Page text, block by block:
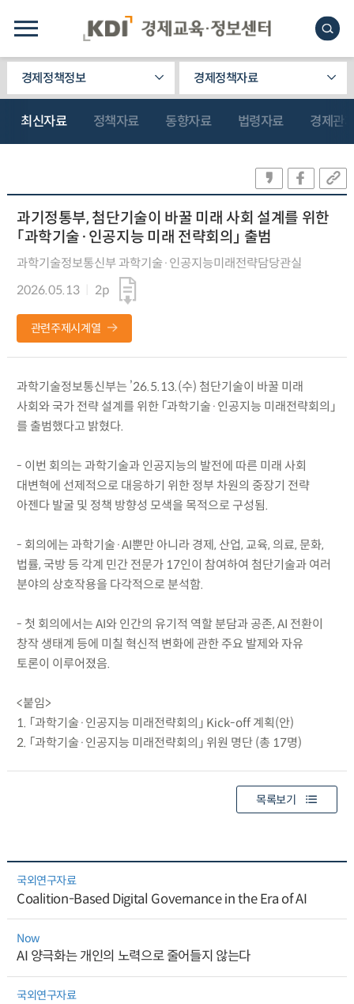
경제정책정보 경제정책자료
최신자료 정책자료 동향자료 법령자료 경제관
과기정통부, 첨단기술이 바꿀 미래 사회 설계를 위한
「과학기술·인공지능 미래 전략회의」 출범
과학기술정보통신부 과학기술·인공지능미래전략담당관실
2026.05.13
2p
관련주제시계열
과학기술정보통신부는 ’26.5.13.(수) 첨단기술이 바꿀 미래
사회와 국가 전략 설계를 위한 「과학기술·인공지능 미래전략회의」
를 출범했다고 밝혔다.
- 이번 회의는 과학기술과 인공지능의 발전에 따른 미래 사회
대변혁에 선제적으로 대응하기 위한 정부 차원의 중장기 전략
아젠다 발굴 및 정책 방향성 모색을 목적으로 구성됨.
- 회의에는 과학기술·AI뿐만 아니라 경제, 산업, 교육, 의료, 문화,
법률, 국방 등 각계 민간 전문가 17인이 참여하여 첨단기술과 여러
분야의 상호작용을 다각적으로 분석함.
- 첫 회의에서는 AI와 인간의 유기적 역할 분담과 공존, AI 전환이
창작 생태계 등에 미칠 혁신적 변화에 관한 주요 발제와 자유
토론이 이루어졌음.
<붙임>
1. 「과학기술·인공지능 미래전략회의」 Kick-off 계획(안)
2. 「과학기술·인공지능 미래전략회의」 위원 명단 (총 17명)
목록보기
국외연구자료
Coalition-Based Digital Governance in the Era of AI
Now
AI 양극화는 개인의 노력으로 줄어들지 않는다
국외연구자료